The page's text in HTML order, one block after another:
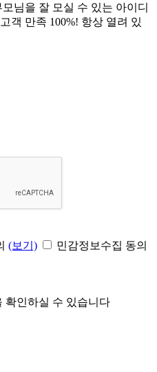
님을 잘 모실 수 있는 아이디
객 만족 100%! 항상 열려 있
(보기)
민감정보수집 동의
확인하실 수 있습니다